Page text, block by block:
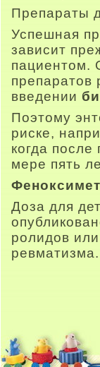
Препараты
Успешная
зависит
пациентом.
препаратов
введении
Поэтому
риске,
когда
мере пять
Доза для
ролидов
ревматизма.